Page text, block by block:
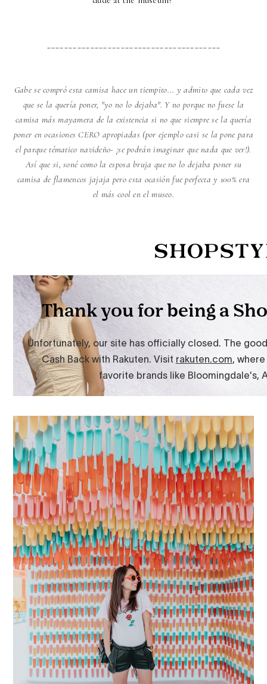
Gabe se compró esta camisa hace un tiempito... y admito que cada vez
que se la quería poner, "yo no lo dejaba". Y no porque no fuese la
camisa más mayamera de la existencia si no que siempre se la quería
poner en ocasiones CERO apropiadas (por ejemplo casi se la pone para
el parque tématico navideño- ¡se podrán imaginar que nada que ver!).
Así que si, soné como la esposa bruja que no lo dejaba poner su
camisa de flamencos jajaja pero esta ocasión fue perfecta y 100% era
el más cool en el museo.